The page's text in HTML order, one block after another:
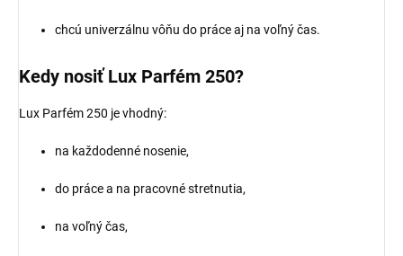
chcú univerzálnu vôňu do práce aj na voľný čas.
Kedy nosiť Lux Parfém 250?
Lux Parfém 250 je vhodný:
na každodenné nosenie,
do práce a na pracovné stretnutia,
na voľný čas,